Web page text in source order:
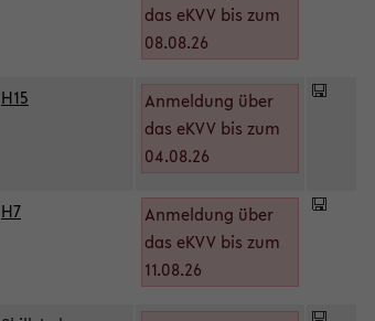
das eKVV bis zum
08.08.26
H15
Anmeldung über
das eKVV bis zum
04.08.26
H7
Anmeldung über
das eKVV bis zum
11.08.26